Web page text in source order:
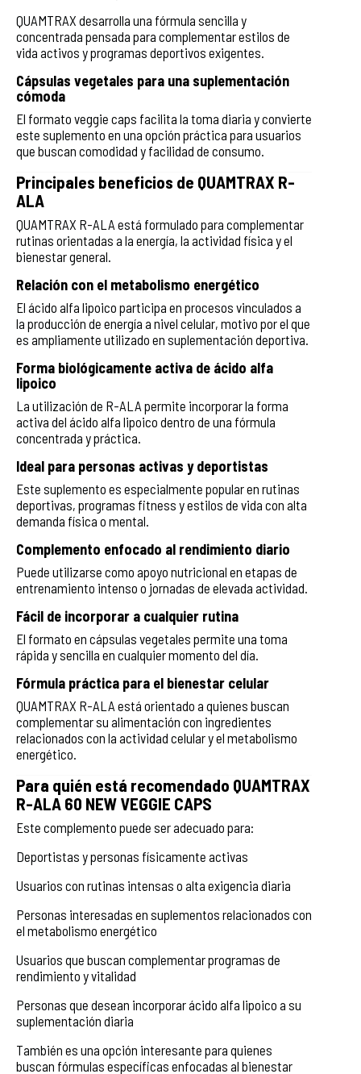
QUAMTRAX desarrolla una fórmula sencilla y
concentrada pensada para complementar estilos de
vida activos y programas deportivos exigentes.
Cápsulas vegetales para una suplementación
cómoda
El formato veggie caps facilita la toma diaria y convierte
este suplemento en una opción práctica para usuarios
que buscan comodidad y facilidad de consumo.
Principales beneficios de QUAMTRAX R-
ALA
QUAMTRAX R-ALA está formulado para complementar
rutinas orientadas a la energía, la actividad física y el
bienestar general.
Relación con el metabolismo energético
El ácido alfa lipoico participa en procesos vinculados a
la producción de energía a nivel celular, motivo por el que
es ampliamente utilizado en suplementación deportiva.
Forma biológicamente activa de ácido alfa
lipoico
La utilización de R-ALA permite incorporar la forma
activa del ácido alfa lipoico dentro de una fórmula
concentrada y práctica.
Ideal para personas activas y deportistas
Este suplemento es especialmente popular en rutinas
deportivas, programas fitness y estilos de vida con alta
demanda física o mental.
Complemento enfocado al rendimiento diario
Puede utilizarse como apoyo nutricional en etapas de
entrenamiento intenso o jornadas de elevada actividad.
Fácil de incorporar a cualquier rutina
El formato en cápsulas vegetales permite una toma
rápida y sencilla en cualquier momento del día.
Fórmula práctica para el bienestar celular
QUAMTRAX R-ALA está orientado a quienes buscan
complementar su alimentación con ingredientes
relacionados con la actividad celular y el metabolismo
energético.
Para quién está recomendado QUAMTRAX
R-ALA 60 NEW VEGGIE CAPS
Este complemento puede ser adecuado para:
Deportistas y personas físicamente activas
Usuarios con rutinas intensas o alta exigencia diaria
Personas interesadas en suplementos relacionados con
el metabolismo energético
Usuarios que buscan complementar programas de
rendimiento y vitalidad
Personas que desean incorporar ácido alfa lipoico a su
suplementación diaria
También es una opción interesante para quienes
buscan fórmulas específicas enfocadas al bienestar